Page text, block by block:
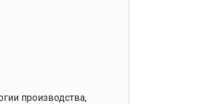
производства,